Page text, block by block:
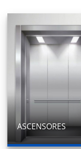
ASCENSORES